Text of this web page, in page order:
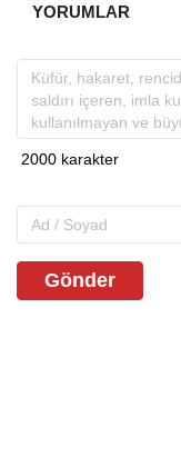
YORUMLAR
Gönder